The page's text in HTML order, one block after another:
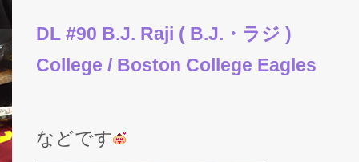
DL #90 B.J. Raji ( B.J.・ラジ )
College / Boston College Eagles
などです